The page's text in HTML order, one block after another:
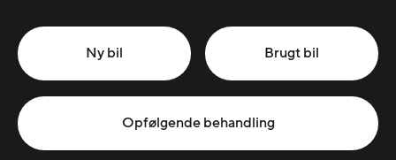
Ny bil Brugt bil
Opfølgende behandling